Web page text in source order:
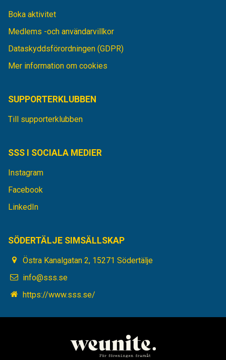
Boka aktivitet
Medlems -och användarvillkor
Dataskyddsförordningen (GDPR)
Mer information om cookies
SUPPORTERKLUBBEN
Till supporterklubben
SSS I SOCIALA MEDIER
Instagram
Facebook
LinkedIn
SÖDERTÄLJE SIMSÄLLSKAP
Östra Kanalgatan 2, 15271 Södertälje
info@sss.se
https://www.sss.se/